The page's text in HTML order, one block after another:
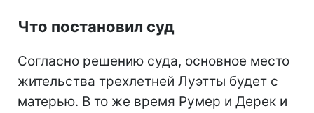
Что постановил суд
Согласно решению суда, основное место
жительства трехлетней Луэтты будет с
матерью. В то же время Румер и Дерек и